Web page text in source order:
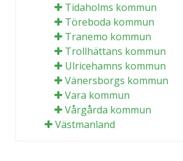
Tidaholms kommun
Töreboda kommun
Tranemo kommun
Trollhättans kommun
Ulricehamns kommun
Vänersborgs kommun
Vara kommun
Vårgårda kommun
Västmanland